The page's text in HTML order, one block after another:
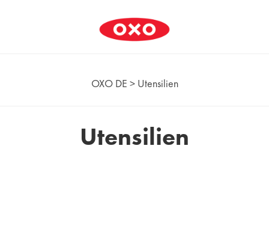
OXO DE > Utensilien
Utensilien